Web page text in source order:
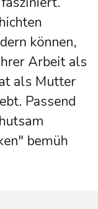
können,
Arbeit als
als Mutter
Passend
bemüh